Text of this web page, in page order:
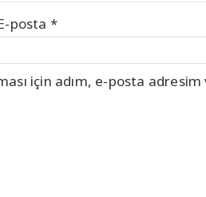
posta *
için adım, e-posta